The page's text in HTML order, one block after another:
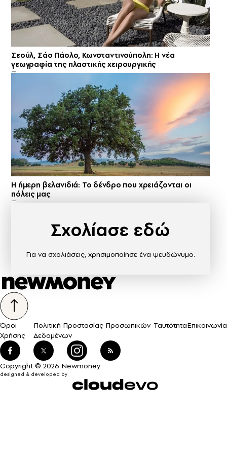
Σεούλ, Σάο Πάολο, Κωνσταντινούπολη: Η νέα
γεωγραφία της πλαστικής χειρουργικής
Η ήμερη βελανιδιά: Το δένδρο που χρειάζονται οι
πόλεις μας
Σχολίασε εδώ
Για να σχολιάσεις, χρησιμοποίησε ένα ψευδώνυμο.
Όροι
Χρήσης
Πολιτική Προστασίας Προσωπικών
Δεδομένων
ΤαυτότηταΕπικοινωνία
Copyright © 2026 Newmoney
designed & developed by